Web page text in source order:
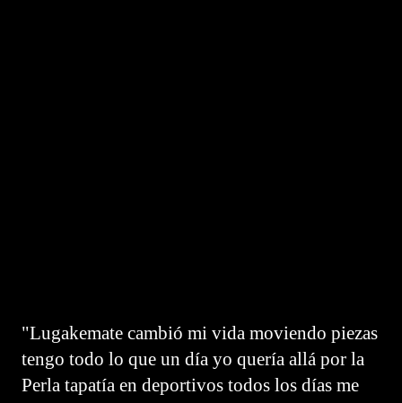
"Lugakemate cambió mi vida moviendo piezas
tengo todo lo que un día yo quería allá por la
Perla tapatía en deportivos todos los días me